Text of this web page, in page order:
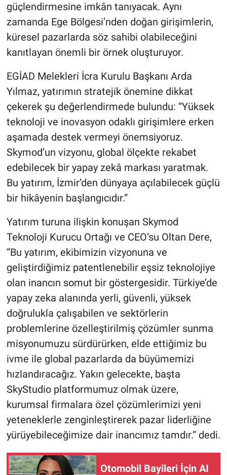
güçlendirmesine imkân tanıyacak. Aynı
zamanda Ege Bölgesi’nden doğan girişimlerin,
küresel pazarlarda söz sahibi olabileceğini
kanıtlayan önemli bir örnek oluşturuyor.
EGİAD Melekleri İcra Kurulu Başkanı Arda
Yılmaz, yatırımın stratejik önemine dikkat
çekerek şu değerlendirmede bulundu: “Yüksek
teknoloji ve inovasyon odaklı girişimlere erken
aşamada destek vermeyi önemsiyoruz.
Skymod’un vizyonu, global ölçekte rekabet
edebilecek bir yapay zekâ markası yaratmak.
Bu yatırım, İzmir’den dünyaya açılabilecek güçlü
bir hikâyenin başlangıcıdır.”
Yatırım turuna ilişkin konuşan Skymod
Teknoloji Kurucu Ortağı ve CEO’su Oltan Dere,
“Bu yatırım, ekibimizin vizyonuna ve
geliştirdiğimiz patentlenebilir eşsiz teknolojiye
olan inancın somut bir göstergesidir. Türkiye’de
yapay zeka alanında yerli, güvenli, yüksek
doğrulukla çalışabilen ve sektörlerin
problemlerine özelleştirilmiş çözümler sunma
misyonumuzu sürdürürken, elde ettiğimiz bu
ivme ile global pazarlarda da büyümemizi
hızlandıracağız. Yakın gelecekte, başta
SkyStudio platformumuz olmak üzere,
kurumsal firmalara özel çözümlerimizi yeni
yeteneklerle zenginleştirerek pazar liderliğine
yürüyebileceğimize dair inancımız tamdır.” dedi.
Otomobil Bayileri İçin AI